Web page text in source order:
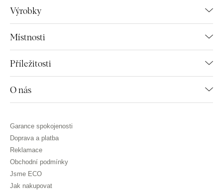
Výrobky
Místnosti
Příležitosti
O nás
Garance spokojenosti
Doprava a platba
Reklamace
Obchodní podmínky
Jsme ECO
Jak nakupovat